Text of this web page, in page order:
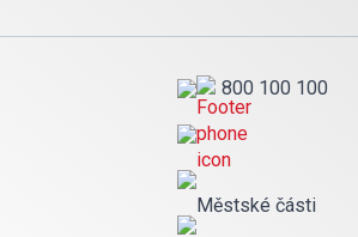
800 100 100
Městské části